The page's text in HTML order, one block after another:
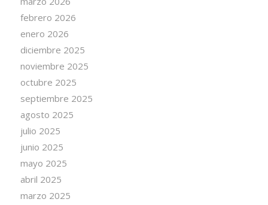
febrero 2026
enero 2026
diciembre 2025
noviembre 2025
octubre 2025
septiembre 2025
agosto 2025
julio 2025
junio 2025
mayo 2025
abril 2025
marzo 2025